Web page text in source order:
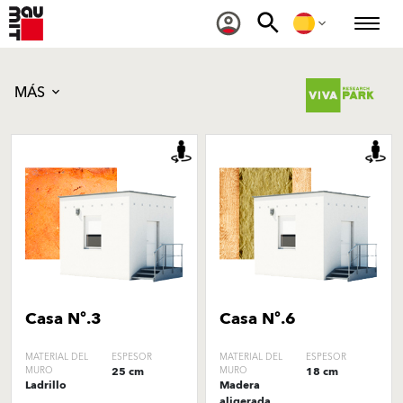
MÁS
Casa Nº.3
MATERIAL DEL
MURO
Ladrillo
ESPESOR
25 cm
Casa Nº.6
MATERIAL DEL
MURO
Madera
ESPESOR
18 cm